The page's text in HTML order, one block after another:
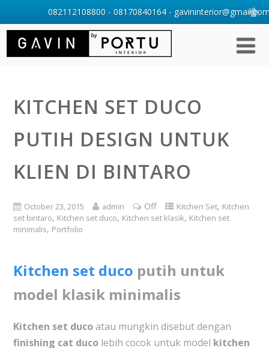
KITCHEN SET DUCO
PUTIH DESIGN UNTUK
KLIEN DI BINTARO
October 23, 2015 admin Off Kitchen Set, Kitchen
set bintaro, Kitchen set duco, Kitchen set klasik, Kitchen set
minimalis, Portfolio
Kitchen set duco putih untuk
model klasik minimalis
Kitchen set ducoatau mungkin disebut dengan
finishing cat ducolebih cocok untuk model kitchen
082112108800 - 08170840164 -